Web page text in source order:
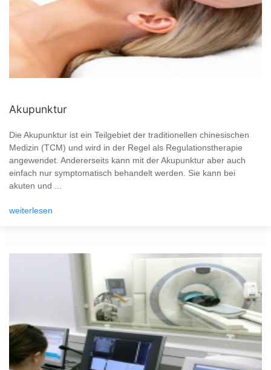
Akupunktur
Die Akupunktur ist ein Teilgebiet der traditionellen chinesischen
Medizin (TCM) und wird in der Regel als Regulationstherapie
angewendet. Andererseits kann mit der Akupunktur aber auch
einfach nur symptomatisch behandelt werden. Sie kann bei
akuten und ...
weiterlesen